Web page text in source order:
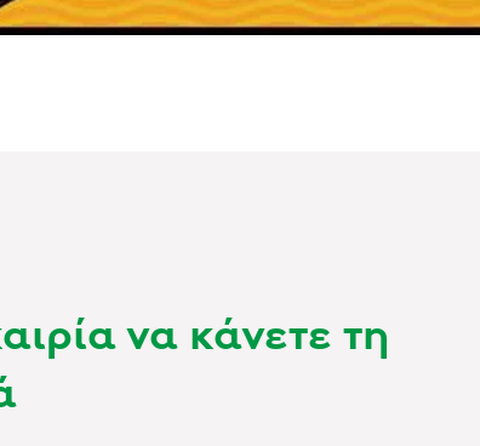
να κάνετε τη